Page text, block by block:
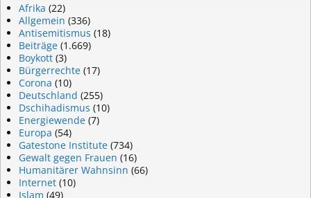
Afrika (22)
Allgemein (336)
Antisemitismus (18)
Beiträge (1.669)
Boykott (3)
Bürgerrechte (17)
Corona (10)
Deutschland (255)
Dschihadismus (10)
Energiewende (7)
Europa (54)
Gatestone Institute (734)
Gewalt gegen Frauen (16)
Humanitärer Wahnsinn (66)
Internet (10)
Islam (49)